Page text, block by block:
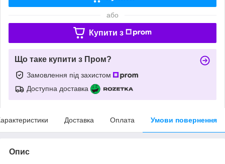
або
Купити з
Що таке купити з Пром?
Замовлення під захистом
Доступна доставка
Доставка Оплата Умови повернення
Опис